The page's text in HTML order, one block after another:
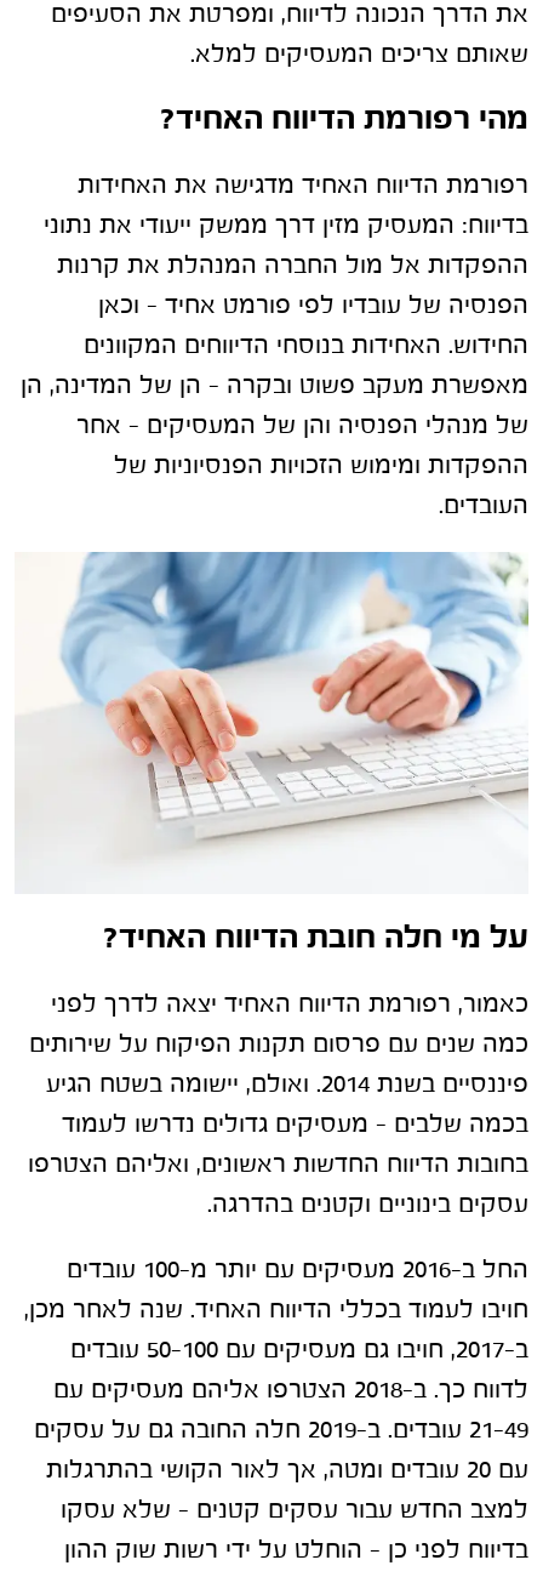
את הדרך הנכונה לדיווח, ומפרטת את הסעיפים
שאותם צריכים המעסיקים למלא.
מהי רפורמת הדיווח האחיד?
רפורמת הדיווח האחיד מדגישה את האחידות
בדיווח: המעסיק מזין דרך ממשק ייעודי את נתוני
ההפקדות אל מול החברה המנהלת את קרנות
הפנסיה של עובדיו לפי פורמט אחיד – וכאן
החידוש. האחידות בנוסחי הדיווחים המקוונים
מאפשרת מעקב פשוט ובקרה – הן של המדינה, הן
של מנהלי הפנסיה והן של המעסיקים – אחר
ההפקדות ומימוש הזכויות הפנסיוניות של
העובדים.
על מי חלה חובת הדיווח האחיד?
כאמור, רפורמת הדיווח האחיד יצאה לדרך לפני
כמה שנים עם פרסום תקנות הפיקוח על שירותים
פיננסיים בשנת 2014. ואולם, יישומה בשטח הגיע
בכמה שלבים – מעסיקים גדולים נדרשו לעמוד
בחובות הדיווח החדשות ראשונים, ואליהם הצטרפו
עסקים בינוניים וקטנים בהדרגה.
החל ב-2016 מעסיקים עם יותר מ-100 עובדים
חויבו לעמוד בכללי הדיווח האחיד. שנה לאחר מכן,
ב-2017, חויבו גם מעסיקים עם 50-100 עובדים
לדווח כך. ב-2018 הצטרפו אליהם מעסיקים עם
21-49 עובדים. ב-2019 חלה החובה גם על עסקים
עם 20 עובדים ומטה, אך לאור הקושי בהתרגלות
למצב החדש עבור עסקים קטנים – שלא עסקו
בדיווח לפני כן – הוחלט על ידי רשות שוק ההון